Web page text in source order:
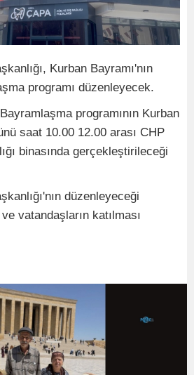
Kurban Bayramı'nın
programı düzenleyecek.
programının Kurban
saat 10.00 12.00 arası CHP
binasında gerçekleştirileceği
düzenleyeceği
vatandaşların katılması